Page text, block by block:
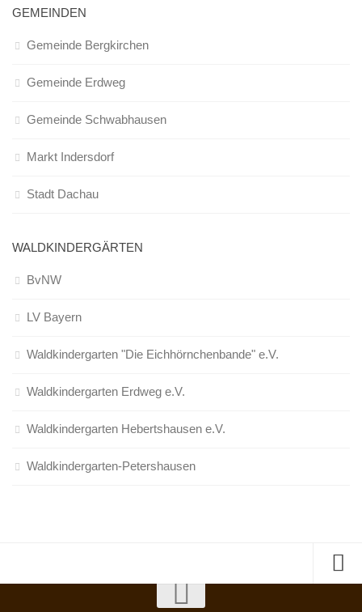
GEMEINDEN
Gemeinde Bergkirchen
Gemeinde Erdweg
Gemeinde Schwabhausen
Markt Indersdorf
Stadt Dachau
WALDKINDERGÄRTEN
BvNW
LV Bayern
Waldkindergarten "Die Eichhörnchenbande" e.V.
Waldkindergarten Erdweg e.V.
Waldkindergarten Hebertshausen e.V.
Waldkindergarten-Petershausen